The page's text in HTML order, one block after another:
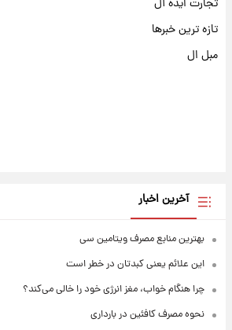
تجارت ایده آل
تازه ترین خبرها
مبل ال
آخرین اخبار
بهترین منابع مصرف ویتامین سی
این علائم یعنی کبدتان در خطر است
چرا هنگام خواب، مغز انرژی خود را خالی می‌کند؟
نحوه مصرف کافئین در بارداری